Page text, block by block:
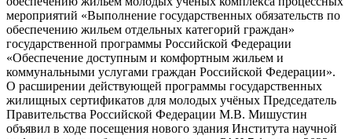
мероприятий «Выполнение государственных обязательств по
обеспечению жильем отдельных категорий граждан»
государственной программы Российской Федерации
«Обеспечение доступным и комфортным жильем и
коммунальными услугами граждан Российской Федерации».
О расширении действующей программы государственных
жилищных сертификатов для молодых учёных Председатель
Правительства Российской Федерации М.В. Мишустин
объявил в ходе посещения нового здания Института научной